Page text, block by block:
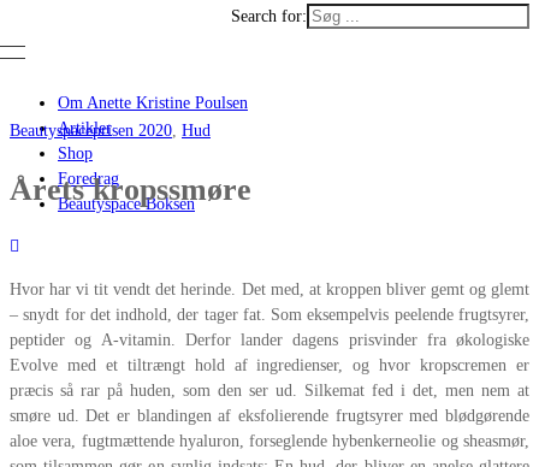
Search for:
Om Anette Kristine Poulsen
Artikler
Shop
Foredrag
Beautyspace Boksen
Beautyspaceprisen 2020, Hud
Årets kropssmøre
Hvor har vi tit vendt det herinde. Det med, at kroppen bliver gemt og glemt
– snydt for det indhold, der tager fat. Som eksempelvis peelende frugtsyrer,
peptider og A-vitamin. Derfor lander dagens prisvinder fra økologiske
Evolve med et tiltrængt hold af ingredienser, og hvor kropscremen er
præcis så rar på huden, som den ser ud. Silkemat fed i det, men nem at
smøre ud. Det er blandingen af eksfolierende frugtsyrer med blødgørende
aloe vera, fugtmættende hyaluron, forseglende hybenkerneolie og sheasmør,